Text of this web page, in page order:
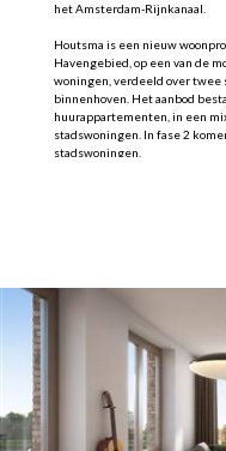
het Amsterdam-Rijnkanaal.
Houtsma is een nieuw
Havengebied, op een van de
woningen, verdeeld over
binnenhoven. Het aanbod
huurappartementen, in een
stadswoningen. In fase 2
stadswoningen.
rust, ruimte en uitzicht. De
binnentuinen en grenzen aan
nu kiest voor een
APPARTEMENTEN
De appartementen in
een breed aanbod, van
indeling tot royale woningen
appartementen hebben een
veel licht binnenlaten.
De woonoppervlaktes variëren